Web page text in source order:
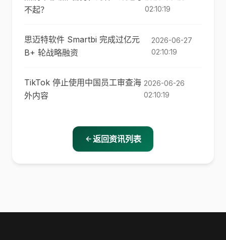
不起？
02:10:19
思迈特软件 Smartbi 完成过亿元
B+ 轮战略融资
2026-06-27
02:10:19
TikTok 停止使用中国员工审查海
外内容
2026-06-26
02:10:19
返回资讯列表